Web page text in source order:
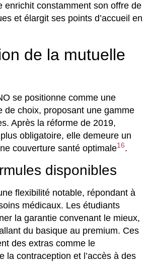
enrichit constamment son offre de
et élargit ses points d’accueil en
de la mutuelle
se positionne comme une
de choix, proposant une gamme
Après la réforme de 2019,
plus obligatoire, elle demeure un
couverture santé optimale16.
disponibles
flexibilité notable, répondant à
médicaux. Les étudiants
la garantie convenant le mieux,
du basique au premium. Ces
des extras comme le
la contraception et l’accès à des